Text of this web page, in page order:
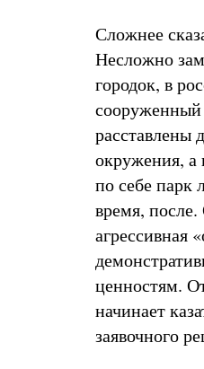
Сложнее
Несложно
городок, в
расставлены
окружения, а
по себе парк
время,
агрессивная
ценностям.
начинает
заявочного